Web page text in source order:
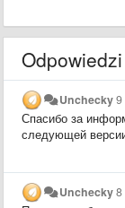
Odpowiedzi
Unchecky9
Спасибо за
следующей
Unchecky8